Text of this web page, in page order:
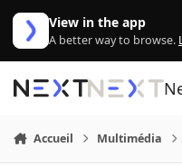
Aller au contenu
View in the app
A better way to browse.
Accueil Multimédia